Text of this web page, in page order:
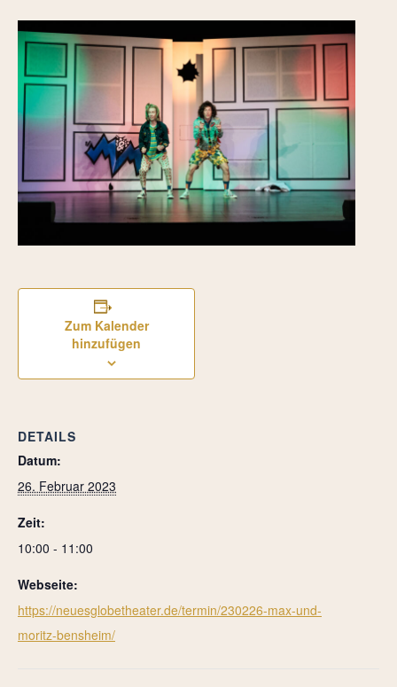
Zum Kalender
hinzufügen
DETAILS
Datum:
26. Februar 2023
Zeit:
10:00 - 11:00
Webseite:
https://neuesglobetheater.de/termin/230226-max-und-
moritz-bensheim/